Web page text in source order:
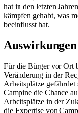
hat in den letzten
kämpfen gehabt, was
beeinflusst hat.
Für die Bürger vor Ort
Veränderung in der
Arbeitsplätze
Campine die Chance
Arbeitsplätze in der
die Expertise von